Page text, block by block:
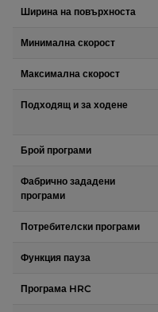
Ширина на повърхноста
Минимална скорост
Максимална скорост
Подходящ и за ходене
Брой програми
Фабрично зададени
програми
Потребителски програми
Функция пауза
Програма HRC